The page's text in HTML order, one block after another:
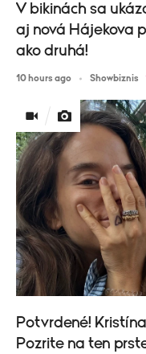
V bikinách sa
aj nová Hájekova
ako druhá!
10 hours ago Showbiznis
Potvrdené!
Pozrite na ten